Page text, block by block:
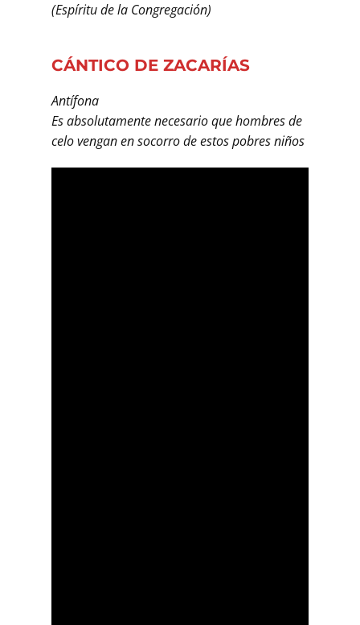
(Espíritu de la Congregación)
CÁNTICO DE ZACARÍAS
Antífona
Es absolutamente necesario que hombres de
celo vengan en socorro de estos pobres niños